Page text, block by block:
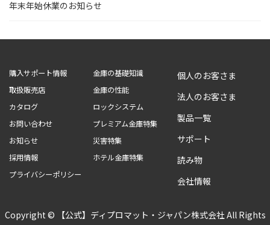
年末年始休業のお知らせ
購入サポート情報
取扱販売店
カタログ
お問い合わせ
お知らせ
採用情報
プライバシーポリシー
金庫の基礎知識
金庫の性能
ロックシステム
プレミアム金庫特集
災害特集
ホテル金庫特集
個人のお客さま
法人のお客さま
製品一覧
サポート
読み物
会社情報
Copyright © 【公式】ディプロマット・ジャパン株式会社 All Rights